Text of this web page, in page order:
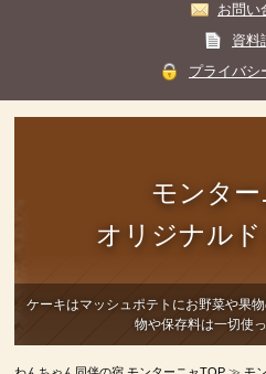
お問い
資料
プライバシ
モンター
オリジナル
ケーキはマッシュポテトにお野菜や果
物や保存料は一切使